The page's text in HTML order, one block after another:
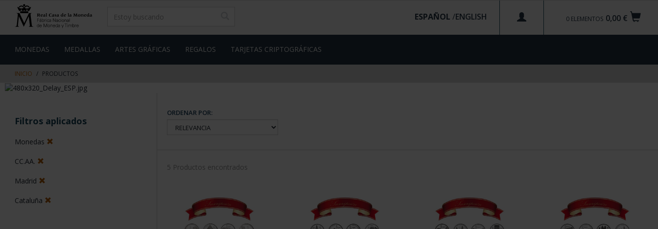
contenido
de
0,00 €
0 ELEMENTOS
ESPAÑOL /
MONEDAS MEDALLAS ARTES GRÁFICAS REGALOS TARJETAS CRIPTOGRÁFICAS
INICIO PRODUCTOS
Filtros aplicados
Monedas
CC.AA.
Madrid
Cataluña
ORDENAR POR:
5 Productos encontrados